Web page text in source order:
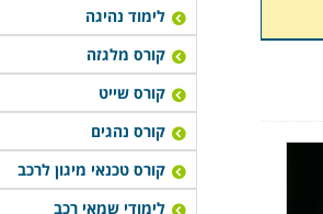
לימוד נהיגה
קורס מלגזה
קורס שייט
קורס נהגים
קורס טכנאי מיגון לרכב
לימודי שמאי רכב